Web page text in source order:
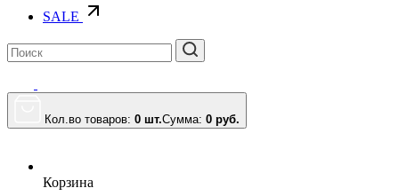
SALE
Кол.во товаров: 0 шт.Сумма: 0 руб.
Корзина